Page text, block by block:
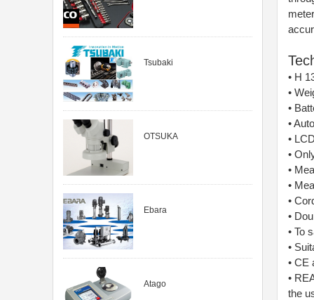
Tsubaki
OTSUKA
Ebara
Atago
• H
•
•
•
•
•
•
•
•
•
• To
•
• CE
•
the